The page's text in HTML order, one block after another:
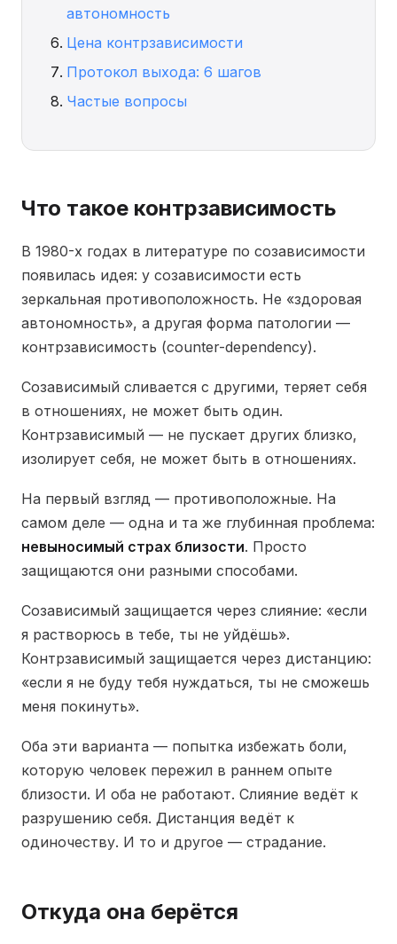
автономность
Цена контрзависимости
Протокол выхода: 6 шагов
Частые вопросы
Что такое контрзависимость
В 1980-х годах в литературе по созависимости
появилась идея: у созависимости есть
зеркальная противоположность. Не «здоровая
автономность», а другая форма патологии —
контрзависимость (counter-dependency).
Созависимый сливается с другими, теряет себя
в отношениях, не может быть один.
Контрзависимый — не пускает других близко,
изолирует себя, не может быть в отношениях.
На первый взгляд — противоположные. На
самом деле — одна и та же глубинная проблема:
невыносимый страх близости. Просто
защищаются они разными способами.
Созависимый защищается через слияние: «если
я растворюсь в тебе, ты не уйдёшь».
Контрзависимый защищается через дистанцию:
«если я не буду тебя нуждаться, ты не сможешь
меня покинуть».
Оба эти варианта — попытка избежать боли,
которую человек пережил в раннем опыте
близости. И оба не работают. Слияние ведёт к
разрушению себя. Дистанция ведёт к
одиночеству. И то и другое — страдание.
Откуда она берётся